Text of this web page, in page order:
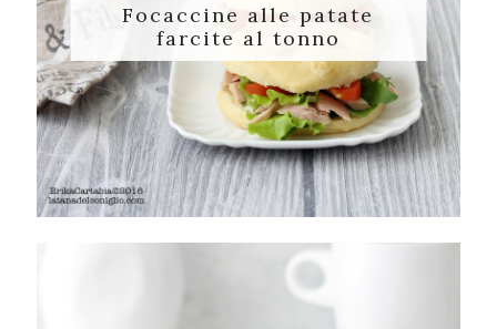
Focaccine alle patate
farcite al tonno